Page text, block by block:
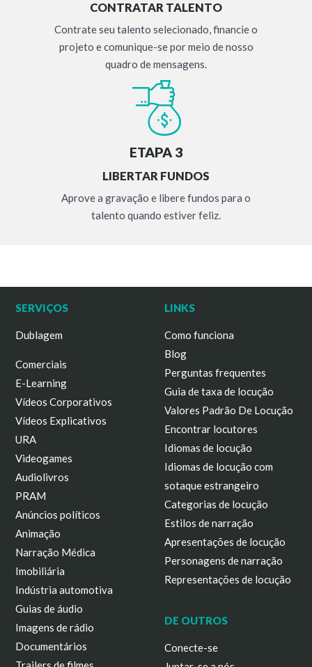
CONTRATAR TALENTO
Contrate seu talento selecionado, financie o
projeto e comunique-se por meio de nosso
quadro de mensagens.
ETAPA 3
LIBERTAR FUNDOS
Aprove a gravação e libere fundos para o
talento quando estiver feliz.
SERVIÇOS
Dublagem
Comerciais
E-Learning
Vídeos Corporativos
Vídeos Explicativos
URA
Videogames
Audiolivros
PRAM
Anúncios políticos
Animação
Narração Médica
Imobiliária
Indústria automotiva
Guias de áudio
Imagens de rádio
Documentários
LINKS
Como funciona
Blog
Perguntas frequentes
Guia de taxa de locução
Valores Padrão De Locução
Encontrar locutores
Idiomas de locução
Idiomas de locução com
sotaque estrangeiro
Categorias de locução
Estilos de narração
Apresentações de locução
Personagens de narração
Representações de locução
DE OUTROS
Conecte-se